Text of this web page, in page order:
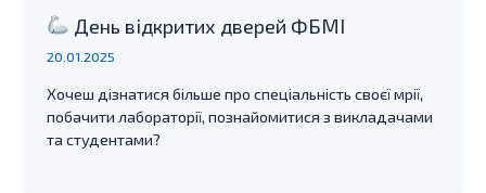
День відкритих дверей ФБМІ
20.01.2025
Хочеш дізнатися більше про спеціальність своєї мрії,
побачити лабораторії, познайомитися з викладачами
та студентами?